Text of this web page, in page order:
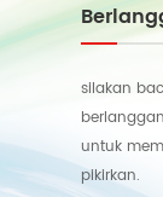
silakan
untuk
pikirkan.